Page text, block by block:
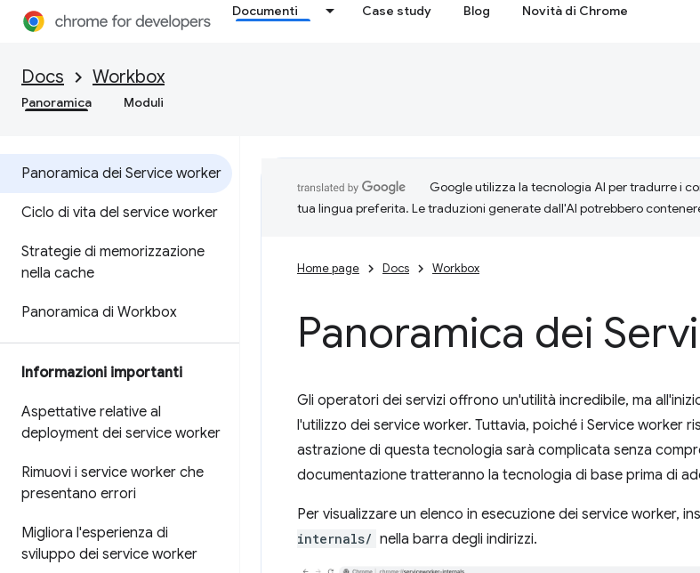
Documenti Case study Blog Novità di Chrome
Docs Workbox
Panoramica Moduli
Panoramica dei Service worker
Ciclo di vita del service worker
Strategie di memorizzazione
nella cache
Panoramica di Workbox
Informazioni importanti
Aspettative relative al
deployment dei service worker
Rimuovi i service worker che
presentano errori
Migliora l'esperienza di
sviluppo dei service worker
Google utilizza la tecnologia AI per tradurre i
tua lingua preferita. Le traduzioni generate dall'AI potrebbero
Home page Docs Workbox
Panoramica dei
Gli operatori dei servizi offrono un'utilità incredibile, ma
l'utilizzo dei service worker. Tuttavia, poiché i Service worker
astrazione di questa tecnologia sarà complicata senza
documentazione tratteranno la tecnologia di base prima di
Per visualizzare un elenco in esecuzione dei service worker,
internals/ nella barra degli indirizzi.